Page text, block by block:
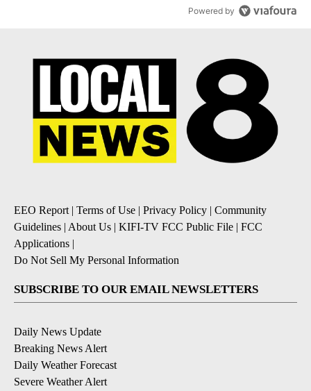
Powered by
EEO Report| Terms of Use | Privacy Policy | Community
Guidelines | About Us | KIFI-TV FCC Public File | FCC
Applications |
Do Not Sell My Personal Information
SUBSCRIBE TO OUR EMAIL NEWSLETTERS
Daily News Update
Breaking News Alert
Daily Weather Forecast
Severe Weather Alert